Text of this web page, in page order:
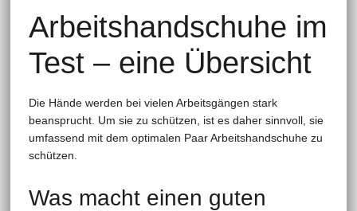
Arbeitshandschuhe im
Test – eine Übersicht
Die Hände werden bei vielen Arbeitsgängen stark
beansprucht. Um sie zu schützen, ist es daher sinnvoll, sie
umfassend mit dem optimalen Paar Arbeitshandschuhe zu
schützen.
Was macht einen guten